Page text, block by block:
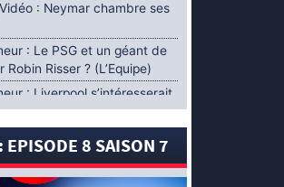
Vidéo : Neymar chambre ses
: Le PSG et un géant de
Risser ? (L’Equipe)
: Liverpool s’intéresserait
de Bradley Barcola
: Accord contractuel
Mika Godts (Fabrizio
EPISODE 8 SAISON 7